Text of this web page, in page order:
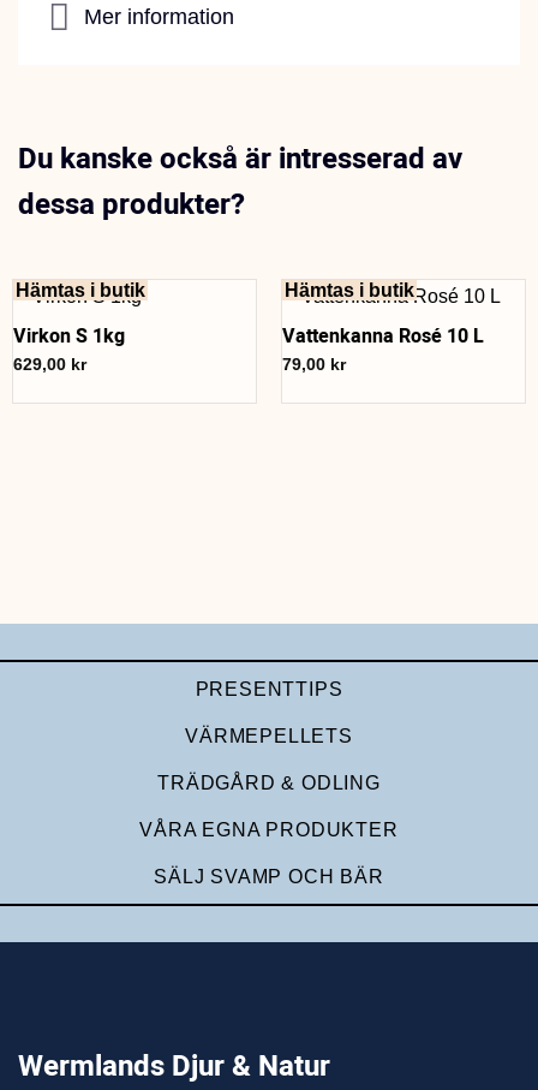
Mer information
Du kanske också är intresserad av
dessa produkter?
Hämtas i butik
Virkon S 1kg
629,00 kr
Hämtas i butik
Vattenkanna Rosé 10 L
79,00 kr
PRESENTTIPS
VÄRMEPELLETS
TRÄDGÅRD & ODLING
VÅRA EGNA PRODUKTER
SÄLJ SVAMP OCH BÄR
Wermlands Djur & Natur